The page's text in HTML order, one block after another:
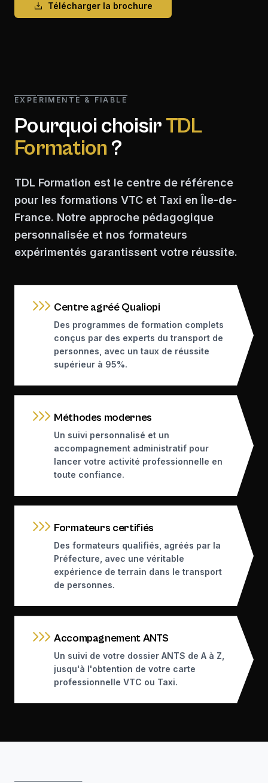
Télécharger la brochure
EXPÉRIMENTÉ & FIABLE
Pourquoi choisirTDL
Formation?
TDL Formation est le centre de référence
pour les formations VTC et Taxi en Île-de-
France. Notre approche pédagogique
personnalisée et nos formateurs
expérimentés garantissent votre réussite.
Centre agréé Qualiopi
Des programmes de formation complets
conçus par des experts du transport de
personnes, avec un taux de réussite
supérieur à 95%.
Méthodes modernes
Un suivi personnalisé et un
accompagnement administratif pour
lancer votre activité professionnelle en
toute confiance.
Formateurs certifiés
Des formateurs qualifiés, agréés par la
Préfecture, avec une véritable
expérience de terrain dans le transport
de personnes.
Accompagnement ANTS
Un suivi de votre dossier ANTS de A à Z,
jusqu'à l'obtention de votre carte
professionnelle VTC ou Taxi.